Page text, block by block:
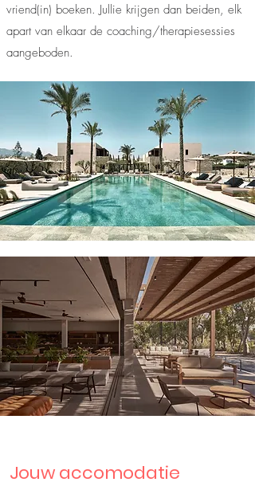
vriend(in) boeken. Jullie krijgen dan beiden, elk
apart van elkaar de coaching/therapiesessies
aangeboden.
Jouw accomodatie